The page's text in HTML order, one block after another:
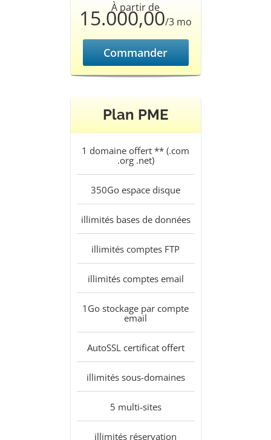
À partir de
15.000,00/3 mo
Commander
Plan PME
1 domaine offert ** (.com
.org .net)
350Go espace disque
illimitésbases de données
illimités comptes FTP
illimitéscomptes email
1Go stockage par compte
email
AutoSSLcertificat offert
illimitéssous-domaines
5 multi-sites
illimités réservation